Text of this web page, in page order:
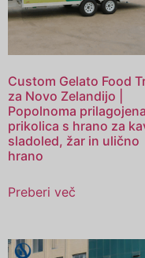
Custom Gelato Food
za Novo Zelandijo |
Popolnoma prilagojena
prikolica s hrano za
sladoled, žar in ulično
hrano
Preberi več